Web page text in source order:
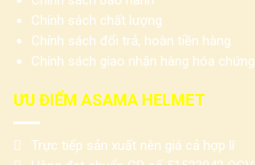
Chính sách chất lượng
Chính sách đổi trả, hoàn tiền hàng
Chính sách giao nhận hàng hóa
ƯU ĐIỂM ASAMA HELMET
Trực tiếp sản xuất nên giá cả hợp lí